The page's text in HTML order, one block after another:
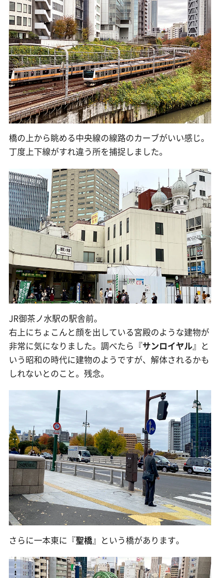
橋の上から眺める中央線の線路のカーブがいい感じ。
丁度上下線がすれ違う所を捕捉しました。
JR御茶ノ水駅の駅舎前。
右上にちょこんと顔を出している宮殿のような建物が
非常に気になりました。調べたら『サンロイヤル』と
いう昭和の時代に建物のようですが、解体されるかも
しれないとのこと。残念。
さらに一本東に『聖橋』という橋があります。